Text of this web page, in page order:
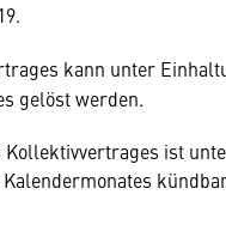
kann unter
gelöst werden.
ist